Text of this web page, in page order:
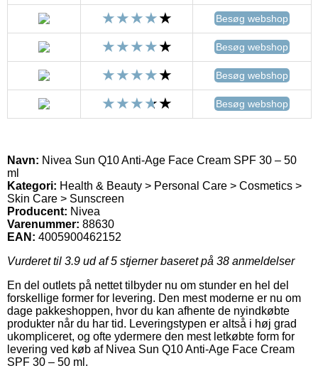
Besøg webshop
Besøg webshop
Besøg webshop
Besøg webshop
Navn: Nivea Sun Q10 Anti-Age Face Cream SPF 30 – 50
ml
Kategori: Health & Beauty > Personal Care > Cosmetics >
Skin Care > Sunscreen
Producent: Nivea
Varenummer: 88630
EAN: 4005900462152
Vurderet til 3.9 ud af 5 stjerner baseret på 38 anmeldelser
En del outlets på nettet tilbyder nu om stunder en hel del
forskellige former for levering. Den mest moderne er nu om
dage pakkeshoppen, hvor du kan afhente de nyindkøbte
produkter når du har tid. Leveringstypen er altså i høj grad
ukompliceret, og ofte ydermere den mest letkøbte form for
levering ved køb af Nivea Sun Q10 Anti-Age Face Cream
SPF 30 – 50 ml.